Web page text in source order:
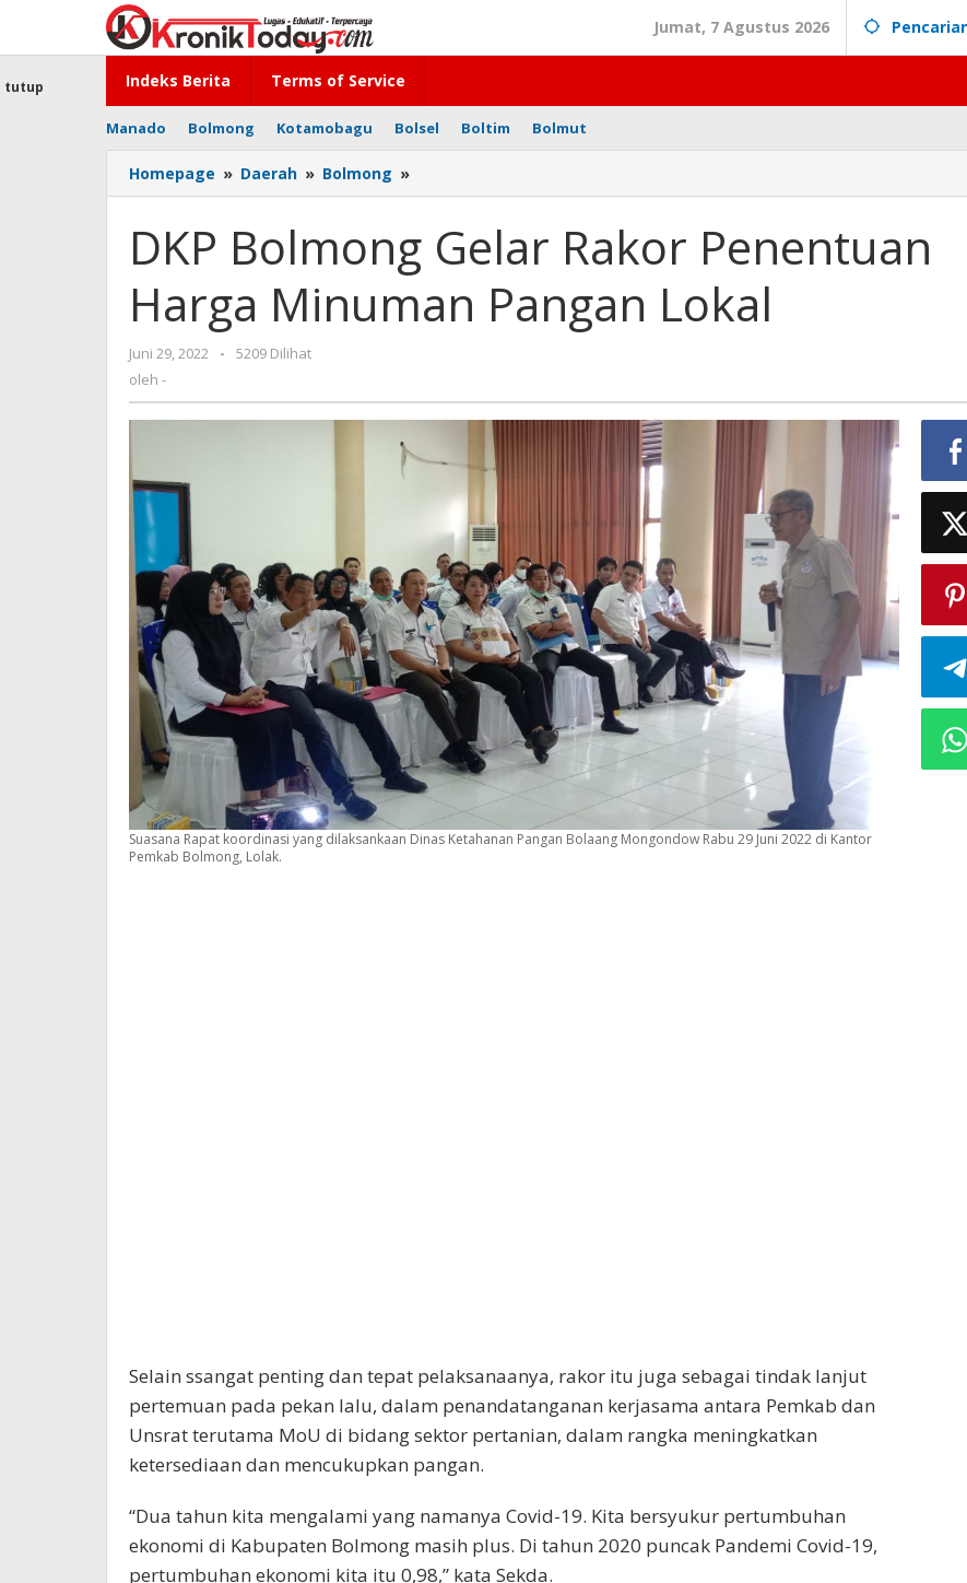
konten
Jumat, 7 Agustus 2026
Indeks Berita Terms of Service
Manado Bolmong Kotamobagu Bolsel Boltim Bolmut
tutup
Homepage » Daerah » Bolmong »
Bolmong
Rakor
Penentuan
Minuman
DKP Bolmong Gelar Rakor Penentuan
Harga Minuman Pangan Lokal
Juni 29, 2022
oleh
-
5209 Dilihat
oleh -
Suasana Rapat koordinasi yang dilaksankaan Dinas Ketahanan Pangan Bolaang Mongondow Rabu 29 Juni 2022 di Kantor
Pemkab Bolmong, Lolak.
Selain ssangat penting dan tepat pelaksanaanya, rakor itu juga sebagai tindak lanjut
pertemuan pada pekan lalu, dalam penandatanganan kerjasama antara Pemkab dan
Unsrat terutama MoU di bidang sektor pertanian, dalam rangka meningkatkan
ketersediaan dan mencukupkan pangan.
“Dua tahun kita mengalami yang namanya Covid-19. Kita bersyukur pertumbuhan
ekonomi di Kabupaten Bolmong masih plus. Di tahun 2020 puncak Pandemi Covid-19,
pertumbuhan ekonomi kita itu 0,98,” kata Sekda.